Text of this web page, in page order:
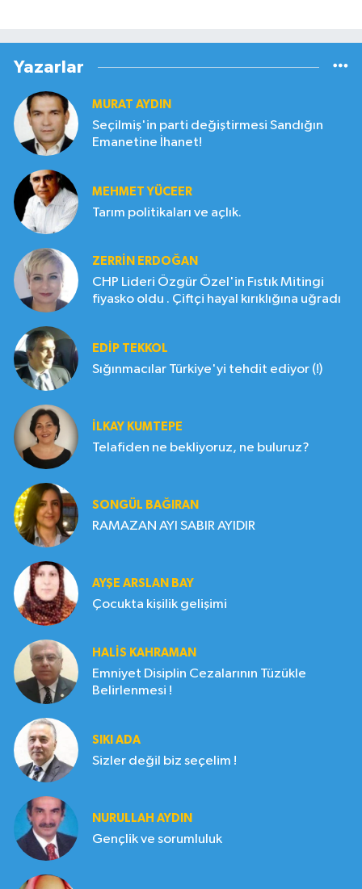
Yazarlar
MURAT AYDIN
Seçilmiş'in parti değiştirmesi Sandığın
Emanetine İhanet!
MEHMET YÜCEER
Tarım politikaları ve açlık.
ZERRIN ERDOĞAN
CHP Lideri Özgür Özel'in Fıstık Mitingi
fiyasko oldu . Çiftçi hayal kırıklığına uğradı
EDIP TEKKOL
Sığınmacılar Türkiye'yi tehdit ediyor (!)
İLKAY KUMTEPE
Telafiden ne bekliyoruz, ne buluruz?
SONGÜL BAĞIRAN
RAMAZAN AYI SABIR AYIDIR
AYŞE ARSLAN BAY
Çocukta kişilik gelişimi
HALIS KAHRAMAN
Emniyet Disiplin Cezalarının Tüzükle
Belirlenmesi !
SIKI ADA
Sizler değil biz seçelim !
NURULLAH AYDIN
Gençlik ve sorumluluk